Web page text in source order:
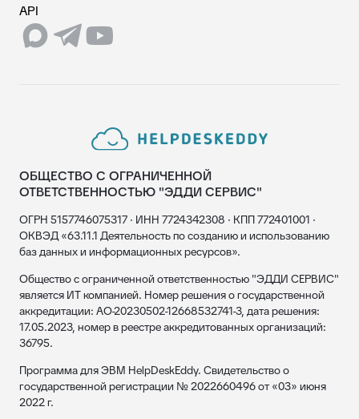
API
ОБЩЕСТВО С ОГРАНИЧЕННОЙ
ОТВЕТСТВЕННОСТЬЮ "ЭДДИ СЕРВИС"
ОГРН 5157746075317 · ИНН 7724342308 · КПП 772401001 ·
ОКВЭД «63.11.1 Деятельность по созданию и использованию
баз данных и информационных ресурсов».
Общество с ограниченной ответственностью "ЭДДИ СЕРВИС"
является ИТ компанией. Номер решения о государственной
аккредитации: АО-20230502-12668532741-3, дата решения:
17.05.2023, номер в реестре аккредитованных организаций:
36795.
Программа для ЭВМ HelpDeskEddy. Свидетельство о
государственной регистрации № 2022660496 от «03» июня
2022 г.